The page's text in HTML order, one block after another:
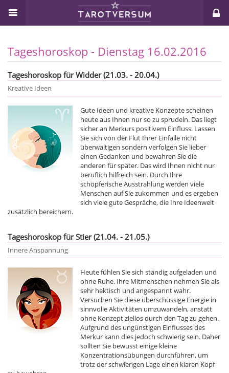
Tageshoroskop - Dienstag 16.02.2016
Tageshoroskop für Widder (21.03. - 20.04.)
Kreative Ideen
Gute Ideen und kreative Konzepte scheinen
heute aus Ihnen nur so zu sprudeln. Das liegt
sicher an Merkurs positivem Einfluss. Lassen
Sie sich von der Flut Ihrer Einfälle nicht
überwältigen sondern verfolgen Sie lieber
einen Gedanken und bewahren Sie die
anderen für später. Das wird Ihnen nicht nur
beruflich hilfreich sein. Durch Ihre
schöpferische Ausstrahlung werden viele
Menschen auf Sie zukommen und es ergeben
sich viele gute Gespräche, die Ihre Ideenwelt
zusätzlich bereichern.
Tageshoroskop für Stier (21.04. - 21.05.)
Innere Anspannung
Heute fühlen Sie sich ständig aufgeladen und
ohne Ruhe. Ihre Mitmenschen nehmen Sie als
sehr hektisch und angespannt wahr.
Versuchen Sie diese überschüssige Energie in
sinnvolle Aktivitäten umzuwandeln, anstatt
ohne Konzept ziellos durch den Tag zu gehen.
Aufgrund des ungünstigen Einflusses des
Merkur kann dies jedoch schwierig sein. Daher
sollten Sie bewusst einige kleine
Konzentrationsübungen durchführen, um
trotz der schwierigen Lage einen klaren Kopf